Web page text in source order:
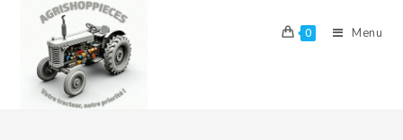
content
0 Menu